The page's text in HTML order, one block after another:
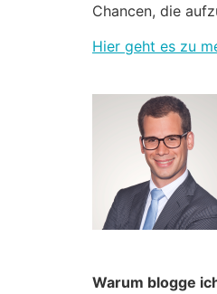
Chancen, die
Hier geht es zu
Warum blogge